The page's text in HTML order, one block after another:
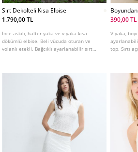
Sırt Dekolteli Kısa Elbise
1.790,00 TL
İnce askılı, halter yaka ve v yaka kısa
dökümlü elbise. Beli vücuda oturan ve
volanlı etekli. Bağcıklı ayarlanabilir sırt
Yaka Top
390,00 TL
V yaka,
top. Sırtı